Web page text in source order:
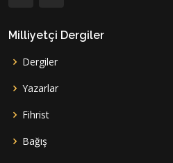
Milliyetçi Dergiler
Dergiler
Yazarlar
Fihrist
Bağış